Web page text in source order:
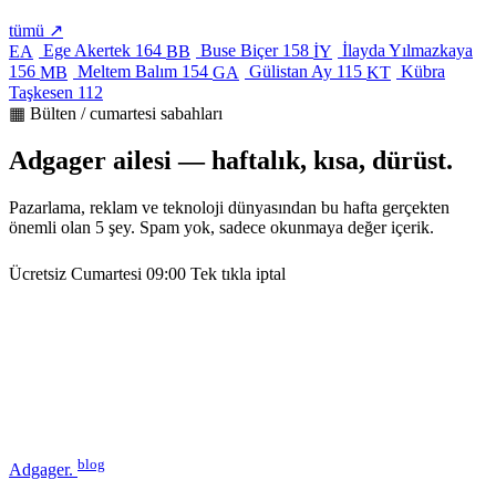
tümü ↗
EA
Ege Akertek 164 BB Buse Biçer 158 İY İlayda Yılmazkaya
156 MB Meltem Balım 154 GA Gülistan Ay 115 KT Kübra
Taşkesen 112
▦ Bülten / cumartesi sabahları
Adgager ailesi — haftalık, kısa, dürüst.
Pazarlama, reklam ve teknoloji dünyasından bu hafta gerçekten
önemli olan 5 şey. Spam yok, sadece okunmaya değer içerik.
Ücretsiz Cumartesi 09:00 Tek tıkla iptal
Adgager. blog